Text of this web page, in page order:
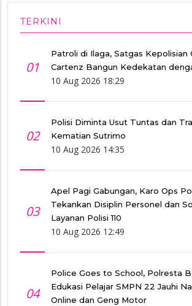
TERKINI
01
Patroli di Ilaga, Satgas Kepolisian
Cartenz Bangun Kedekatan
10 Aug 2026 18:29
02
Polisi Diminta Usut Tuntas dan
Kematian Sutrimo
10 Aug 2026 14:35
03
Apel Pagi Gabungan, Karo Ops
Tekankan Disiplin Personel dan
Layanan Polisi 110
10 Aug 2026 12:49
04
Police Goes to School, Polresta
Edukasi Pelajar SMPN 22 Jauhi
Online dan Geng Motor